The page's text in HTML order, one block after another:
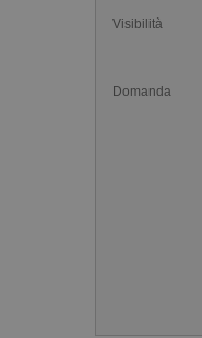
Visibilità
Domanda